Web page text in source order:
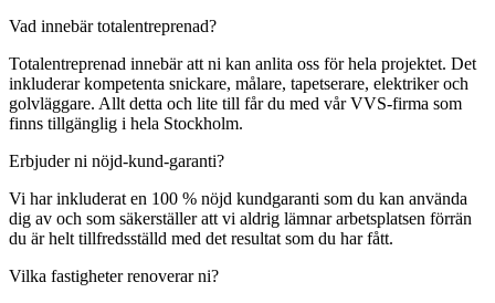
Vad innebär totalentreprenad?
Totalentreprenad innebär att ni kan anlita oss för hela projektet. Det
inkluderar kompetenta snickare, målare, tapetserare, elektriker och
golvläggare. Allt detta och lite till får du med vår VVS-firma som
finns tillgänglig i hela Stockholm.
Erbjuder ni nöjd-kund-garanti?
Vi har inkluderat en 100 % nöjd kundgaranti som du kan använda
dig av och som säkerställer att vi aldrig lämnar arbetsplatsen förrän
du är helt tillfredsställd med det resultat som du har fått.
Vilka fastigheter renoverar ni?